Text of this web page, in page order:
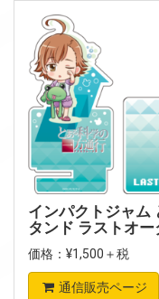
インパクトジャム
タンド ラストオー
価格：¥1,500＋税
通信販売ページ